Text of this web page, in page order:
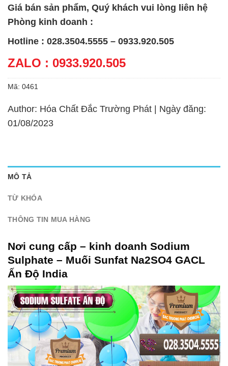
Giá bán sản phẩm, Quý khách vui lòng liên hệ
Phòng kinh doanh :
Hotline : 028.3504.5555 – 0933.920.505
ZALO : 0933.920.505
Mã: 0461
Author: Hóa Chất Đắc Trường Phát | Ngày đăng:
01/08/2023
MÔ TẢ
TỪ KHÓA
THÔNG TIN MUA HÀNG
Nơi cung cấp – kinh doanh Sodium
Sulphate – Muối Sunfat Na2SO4 GACL
Ấn Độ India